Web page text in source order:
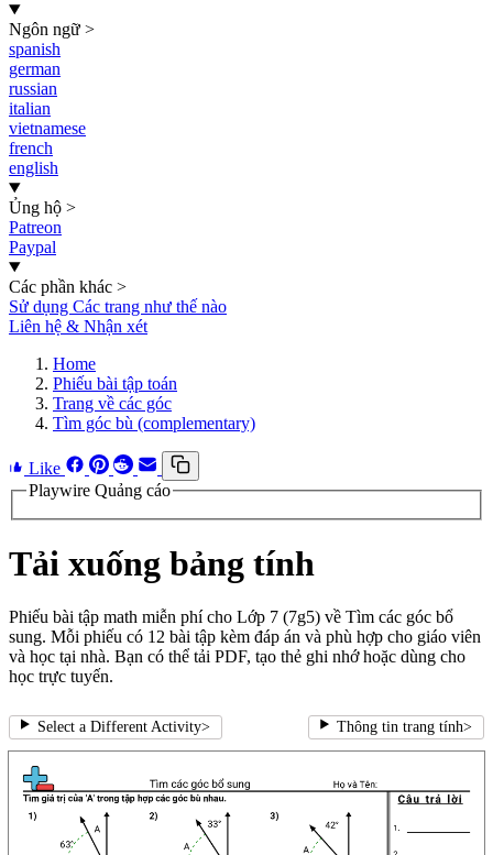
Ngôn ngữ >
spanish
german
russian
italian
vietnamese
french
english
Ủng hộ >
Patreon
Paypal
Các phần khác >
Sử dụng Các trang như thế nào
Liên hệ & Nhận xét
Home
Phiếu bài tập toán
Trang về các góc
Tìm góc bù (complementary)
Like
Playwire Quảng cáo
Tải xuống bảng tính
Phiếu bài tập math miễn phí cho Lớp 7 (7g5) về Tìm các góc bổ
sung. Mỗi phiếu có 12 bài tập kèm đáp án và phù hợp cho giáo viên
và học tại nhà. Bạn có thể tải PDF, tạo thẻ ghi nhớ hoặc dùng cho
học trực tuyến.
Select a Different Activity> Thông tin trang tính>